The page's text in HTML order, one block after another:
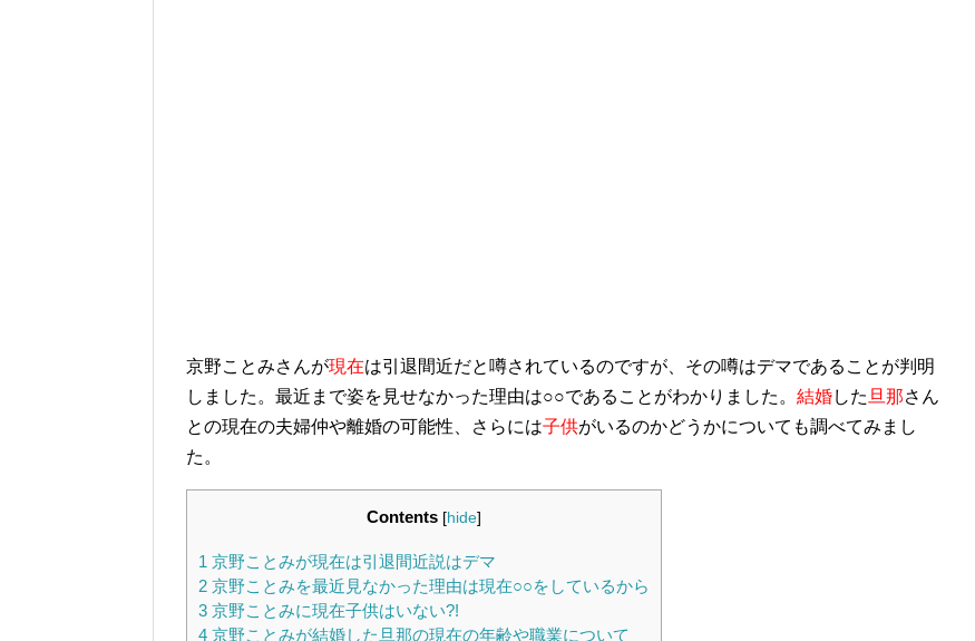
京野ことみさんが現在は引退間近だと噂されているのですが、その噂はデマであることが判明
しました。最近まで姿を見せなかった理由は○○であることがわかりました。 結婚した 旦那さん
との現在の夫婦仲や離婚の可能性、さらには子供がいるのかどうかについても調べてみまし
た。
Contents [hide]
1 京野ことみが現在は引退間近説はデマ
2 京野ことみを最近見なかった理由は現在○○をしているから
3 京野ことみに現在子供はいない?!
4 京野ことみが結婚した旦那の現在の年齢や職業について